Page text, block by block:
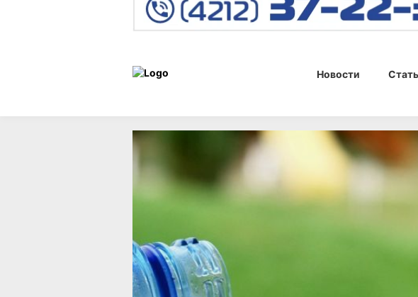
Новости
Новости 26 января 2025 г.,
Хабаровчан
предупреждают
о фальсифицированной
молочной продукции
В обороте находится фальсифицированная молочная
продукция